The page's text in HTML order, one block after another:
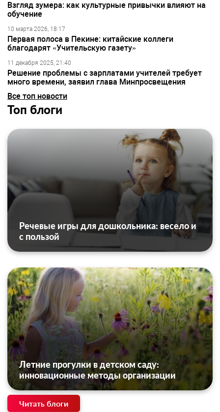
Взгляд зумера: как культурные привычки влияют на
обучение
10 марта 2026, 18:17
Первая полоса в Пекине: китайские коллеги
благодарят «Учительскую газету»
11 декабря 2025, 21:40
Решение проблемы с зарплатами учителей требует
много времени, заявил глава Минпросвещения
Все топ новости
Топ блоги
Речевые игры для дошкольника: весело и
с пользой
Летние прогулки в детском саду:
инновационные методы организации
Читать блоги